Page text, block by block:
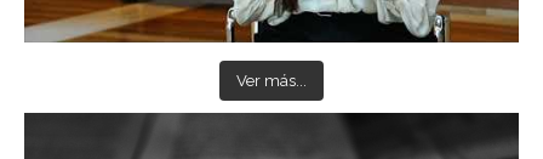
Ver más...